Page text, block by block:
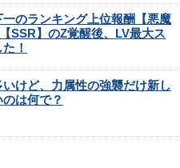
のランキング上位報酬【悪魔
SSR】のZ覚醒後、LV最大ス
！
けど、力属性の強襲だけ新し
は何で？